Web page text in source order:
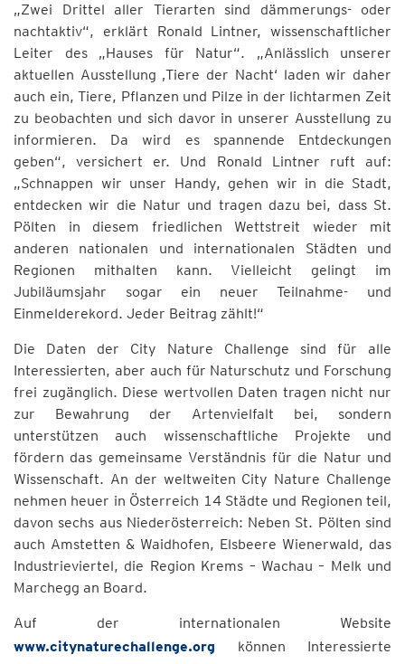
„Zwei Drittel aller Tierarten sind dämmerungs- oder
nachtaktiv“, erklärt Ronald Lintner, wissenschaftlicher
Leiter des „Hauses für Natur“. „Anlässlich unserer
aktuellen Ausstellung ‚Tiere der Nacht‘ laden wir daher
auch ein, Tiere, Pflanzen und Pilze in der lichtarmen Zeit
zu beobachten und sich davor in unserer Ausstellung zu
informieren. Da wird es spannende Entdeckungen
geben“, versichert er. Und Ronald Lintner ruft auf:
„Schnappen wir unser Handy, gehen wir in die Stadt,
entdecken wir die Natur und tragen dazu bei, dass St.
Pölten in diesem friedlichen Wettstreit wieder mit
anderen nationalen und internationalen Städten und
Regionen mithalten kann. Vielleicht gelingt im
Jubiläumsjahr sogar ein neuer Teilnahme- und
Einmelderekord. Jeder Beitrag zählt!“
Die Daten der City Nature Challenge sind für alle
Interessierten, aber auch für Naturschutz und Forschung
frei zugänglich. Diese wertvollen Daten tragen nicht nur
zur Bewahrung der Artenvielfalt bei, sondern
unterstützen auch wissenschaftliche Projekte und
fördern das gemeinsame Verständnis für die Natur und
Wissenschaft. An der weltweiten City Nature Challenge
nehmen heuer in Österreich 14 Städte und Regionen teil,
davon sechs aus Niederösterreich: Neben St. Pölten sind
auch Amstetten & Waidhofen, Elsbeere Wienerwald, das
Industrieviertel, die Region Krems – Wachau – Melk und
Marchegg an Board.
Auf der internationalen Website
www.citynaturechallenge.org können Interessierte